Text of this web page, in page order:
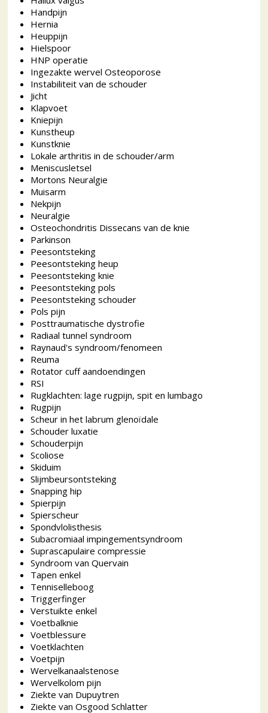
Handpijn
Hernia
Heuppijn
Hielspoor
HNP operatie
Ingezakte wervel Osteoporose
Instabiliteit van de schouder
Jicht
Klapvoet
Kniepijn
Kunstheup
Kunstknie
Lokale arthritis in de schouder/arm
Meniscusletsel
Mortons Neuralgie
Muisarm
Nekpijn
Neuralgie
Osteochondritis Dissecans van de knie
Parkinson
Peesontsteking
Peesontsteking heup
Peesontsteking knie
Peesontsteking pols
Peesontsteking schouder
Pols pijn
Posttraumatische dystrofie
Radiaal tunnel syndroom
Raynaud's syndroom/fenomeen
Reuma
Rotator cuff aandoendingen
RSI
Rugklachten: lage rugpijn, spit en lumbago
Rugpijn
Scheur in het labrum glenoïdale
Schouder luxatie
Schouderpijn
Scoliose
Skiduim
Slijmbeursontsteking
Snapping hip
Spierpijn
Spierscheur
Spondvlolisthesis
Subacromiaal impingementsyndroom
Suprascapulaire compressie
Syndroom van Quervain
Tapen enkel
Tenniselleboog
Triggerfinger
Verstuikte enkel
Voetbalknie
Voetblessure
Voetklachten
Voetpijn
Wervelkanaalstenose
Wervelkolom pijn
Ziekte van Dupuytren
Ziekte van Osgood Schlatter